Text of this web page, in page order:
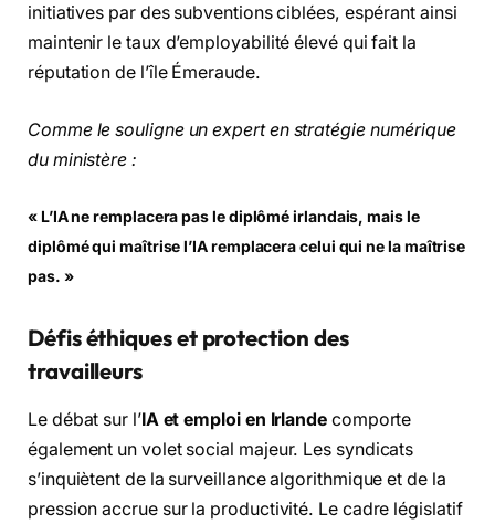
initiatives par des subventions ciblées, espérant ainsi
maintenir le taux d’employabilité élevé qui fait la
réputation de l’île Émeraude.
Comme le souligne un expert en stratégie numérique
du ministère :
« L’IA ne remplacera pas le diplômé irlandais, mais le
diplômé qui maîtrise l’IA remplacera celui qui ne la maîtrise
pas. »
Défis éthiques et protection des
travailleurs
Le débat sur l’IA et emploi en Irlandecomporte
également un volet social majeur. Les syndicats
s’inquiètent de la surveillance algorithmique et de la
pression accrue sur la productivité. Le cadre législatif